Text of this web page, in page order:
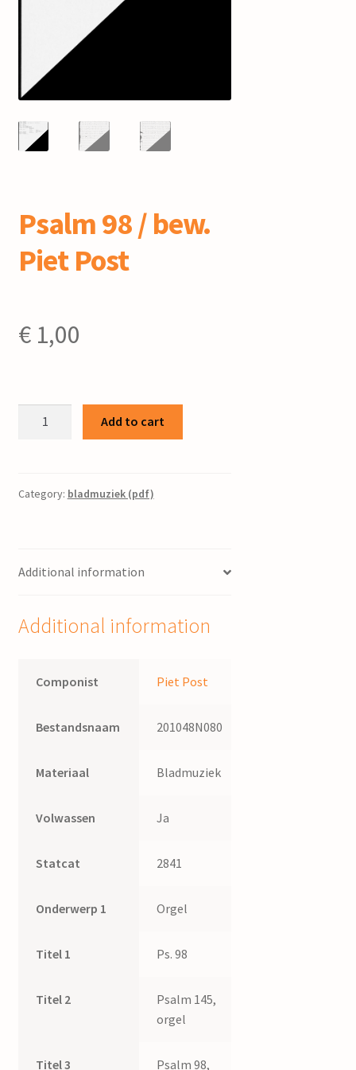
Psalm 98 / bew.
Piet Post
€1,00
Piet
Add to cart
Category: bladmuziek (pdf)
Additional information
Additional information
Componist Piet Post
Bestandsnaam 201048N080
Materiaal Bladmuziek
Volwassen Ja
Statcat 2841
Onderwerp 1 Orgel
Titel 1 Ps. 98
Titel 2
Psalm 145,
orgel
Titel 3 Psalm 98,